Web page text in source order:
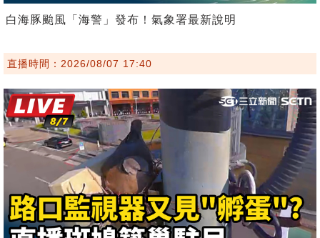
白海豚颱風「海警」發布！氣象署最新說明
直播時間：2026/08/07 17:40